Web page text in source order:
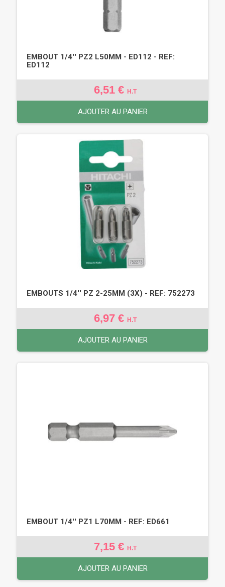
EMBOUT 1/4'' PZ2 L50MM - ED112 - REF:
ED112
6,51 € H.T
AJOUTER AU PANIER
EMBOUTS 1/4'' PZ 2-25MM (3X) - REF: 752273
6,97 € H.T
AJOUTER AU PANIER
EMBOUT 1/4'' PZ1 L70MM - REF: ED661
7,15 € H.T
AJOUTER AU PANIER